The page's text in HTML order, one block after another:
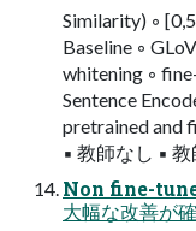
Similarity) ◦
Baseline ◦
whitening ◦
Sentence
pretrained and
▪ 教師なし ▪
Non fine-
大幅な改善が